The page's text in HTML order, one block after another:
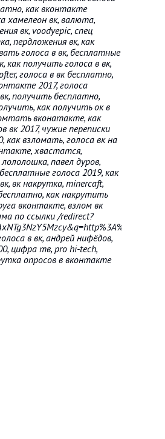
как вконтакте
хамелеон вк, валюта,
вк, voodyepic, спец
пердложения вк, как
голоса в вк, бесплатные
как получить голоса в вк,
голоса в вк бесплатно,
2017, голоса
получить бесплатно,
как получить ок в
вконатакте, как
вк 2017, чужие переписки
как взломать, голоса вк на
хвастатся,
павел дуров,
голоса 2019, как
вк накрутка, minercaft,
как накрутить
вконтакте, взлом вк
по ссылки /redirect?
в вк, андрей нифёдов,
цифра тв, pro hi-tech,
опросов в вконтакте